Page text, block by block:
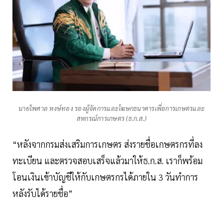
นายไพศาล หงษ์ทอง รองผู้จัดการและโฆษกธนาคารเพื่อการเกษตรและ
สหกรณ์การเกษตร (ธ.ก.ส.)
“หลังจากกรมส่งเสริมการเกษตร ส่งรายชื่อเกษตรกรที่ลง
ทะเบียน และตรวจสอบเสร็จแล้วมาให้ธ.ก.ส. เราก็พร้อม
โอนเงินเข้าบัญชีให้กับเกษตรกรได้ภายใน 3 วันทำการ
หลังรับได้รายชื่อ”